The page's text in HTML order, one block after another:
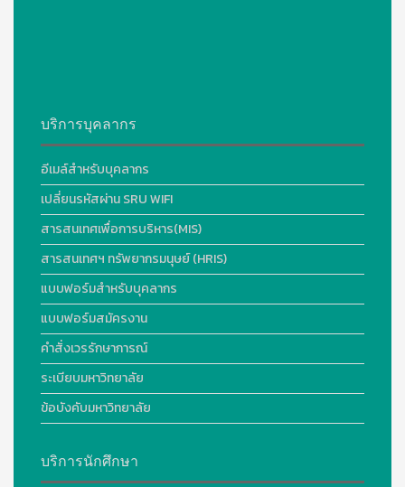
บริการบุคลากร
อีเมล์สำหรับบุคลากร
เปลี่ยนรหัสผ่าน SRU WIFI
สารสนเทศเพื่อการบริหาร(MIS)
สารสนเทศฯ ทรัพยากรมนุษย์ (HRIS)
แบบฟอร์มสำหรับบุคลากร
แบบฟอร์มสมัครงาน
คำสั่งเวรรักษาการณ์
ระเบียบมหาวิทยาลัย
ข้อบังคับมหาวิทยาลัย
บริการนักศึกษา